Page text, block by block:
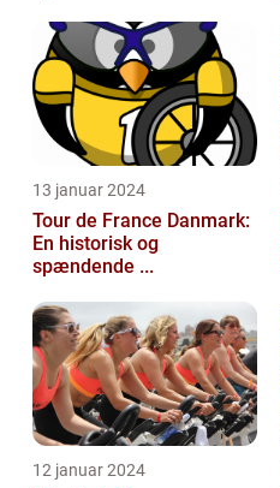
13 januar 2024
Tour de France Danmark:
En historisk og
spændende ...
12 januar 2024